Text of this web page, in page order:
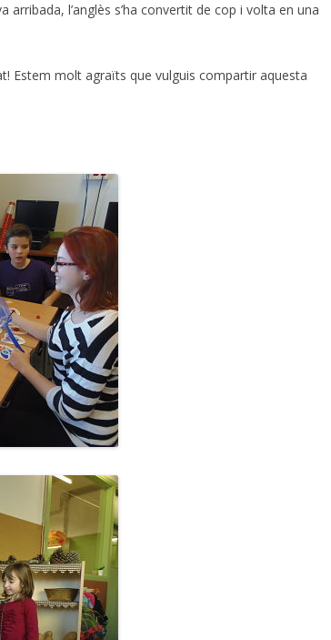
l’anglès s’ha convertit de cop i volta en una
Estem molt agraïts que vulguis compartir aquesta